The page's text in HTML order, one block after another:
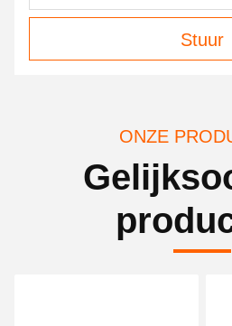
Stuur
ONZE